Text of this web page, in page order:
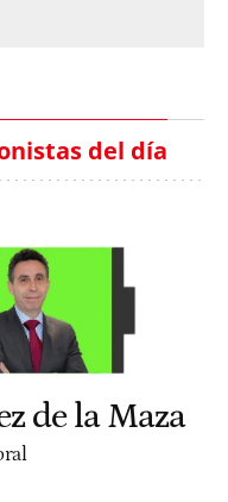
del día
de la Maza